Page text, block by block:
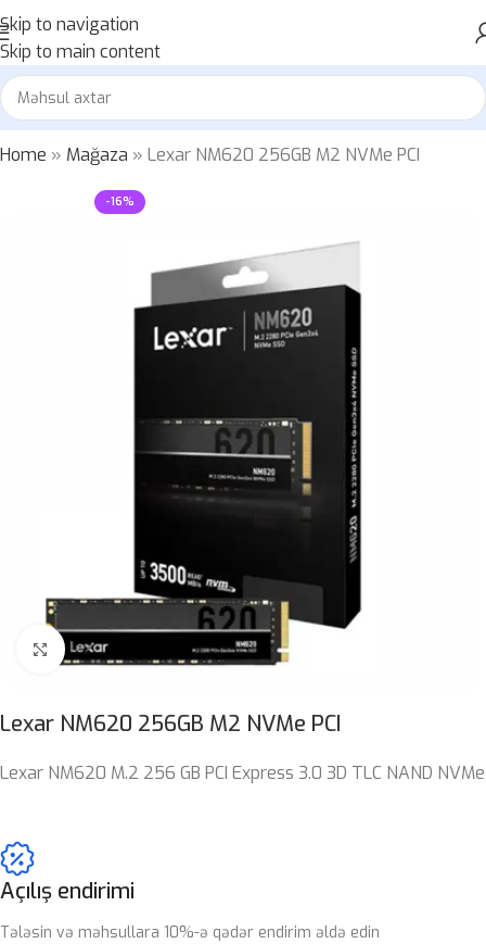
Skip to navigation
Skip to main content
Home » Mağaza » Lexar NM620 256GB M2 NVMe PCI
-16%
Böyütmək üçün klikləyin
Lexar NM620 256GB M2 NVMe PCI
Lexar NM620 M.2 256 GB PCI Express 3.0 3D TLC NAND NVMe
Açılış endirimi
Tələsin və məhsullara 10%-ə qədər endirim əldə edin